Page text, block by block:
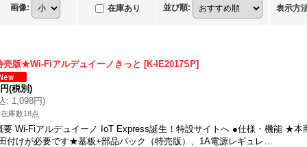
画像: 在庫あり 並び順: 表示方
版★Wi-Fiアルデュイーノきっと [K-IE2017SP]
(税別)
: 1,098円)
庫数18点
要 Wi-Fiアルデュイーノ IoT Express誕生！特設サイトへ ●仕様・機能 ★本
付けが必要です★基板+部品パック（特売版）、1A電源レギュレ…